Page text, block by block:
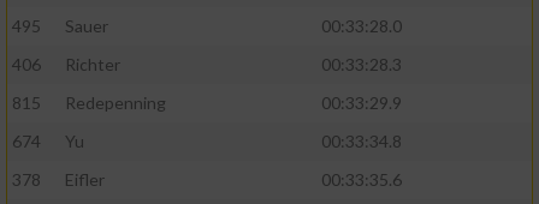
495
Sauer
00:33:28.0
406
Richter
00:33:28.3
815
Redepenning
00:33:29.9
674
Yu
00:33:34.8
378
Eifler
00:33:35.6